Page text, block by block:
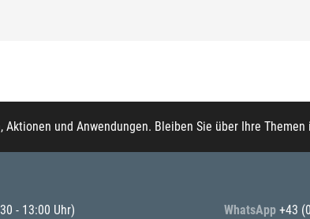
Aktionen und Anwendungen. Bleiben Sie über Ihre
- 13:00 Uhr) WhatsApp +43